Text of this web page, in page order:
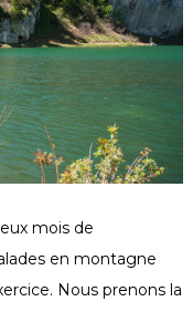
mois de
en montagne
Nous prenons la